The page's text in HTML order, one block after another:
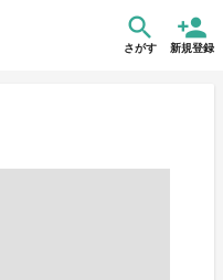
さがす 新規登録